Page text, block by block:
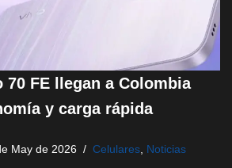
70 FE llegan a Colombia
y carga rápida
May de 2026 Celulares Noticias